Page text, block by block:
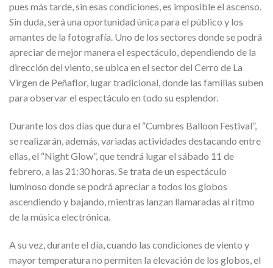
pues más tarde, sin esas condiciones, es imposible el ascenso.
Sin duda, será una oportunidad única para el público y los
amantes de la fotografía. Uno de los sectores donde se podrá
apreciar de mejor manera el espectáculo, dependiendo de la
dirección del viento, se ubica en el sector del Cerro de La
Virgen de Peñaflor, lugar tradicional, donde las familias suben
para observar el espectáculo en todo su esplendor.
Durante los dos días que dura el “Cumbres Balloon Festival”,
se realizarán, además, variadas actividades destacando entre
ellas, el “Night Glow”, que tendrá lugar el sábado 11 de
febrero, a las 21:30 horas. Se trata de un espectáculo
luminoso donde se podrá apreciar a todos los globos
ascendiendo y bajando, mientras lanzan llamaradas al ritmo
de la música electrónica.
A su vez, durante el día, cuando las condiciones de viento y
mayor temperatura no permiten la elevación de los globos, el